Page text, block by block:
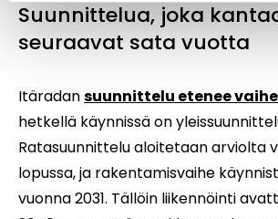
Suunnittelua, joka
seuraavat sata vuotta
Itäradansuunnittelu etenee
hetkellä käynnissä on
Ratasuunnittelu aloitetaan arviolta
lopussa, ja rakentamisvaihe
vuonna 2031. Tällöin liikennöinti